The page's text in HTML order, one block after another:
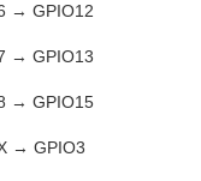
→ GPIO12
→ GPIO13
→ GPIO15
→ GPIO3